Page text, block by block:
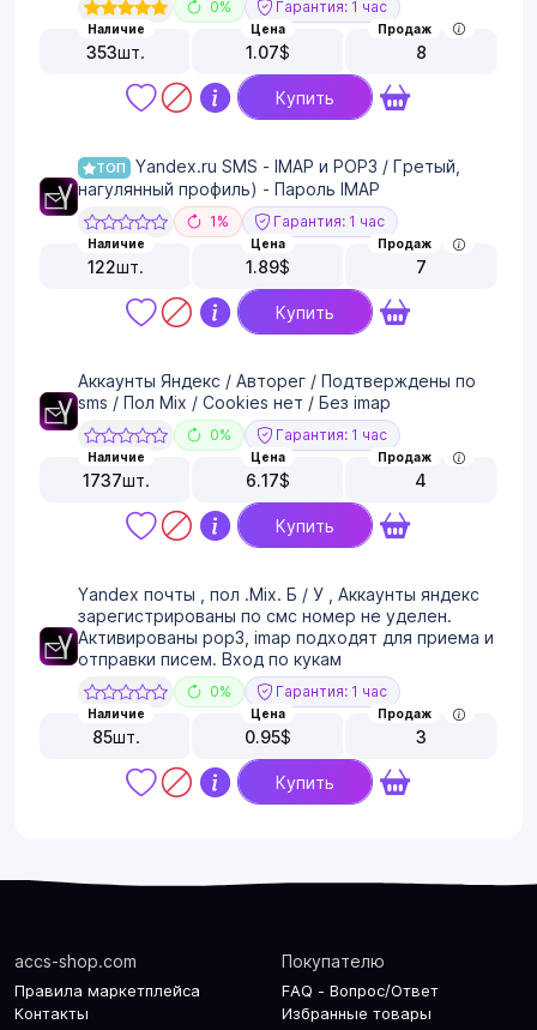
0% Гарантия: 1 час
Наличие
353шт.
Цена
1.07$
Продаж
8
Купить
ТОП
Yandex.ru SMS - IMAP и POP3 / Гретый,
нагулянный профиль) - Пароль IMAP
1% Гарантия: 1 час
Наличие
122шт.
Цена
1.89$
Продаж
7
Купить
Аккаунты Яндекс / Авторег / Подтверждены по
sms / Пол Mix / Cookies нет / Без imap
0% Гарантия: 1 час
Наличие
1737шт.
Цена
6.17$
Продаж
4
Купить
Yandex почты , пол .Mix. Б / У , Аккаунты яндекс
зарегистрированы по смс номер не уделен.
Активированы pop3, imap подходят для приема и
отправки писем. Вход по кукам
0% Гарантия: 1 час
Наличие
85шт.
Цена
0.95$
Продаж
3
Купить
accs-shop.com
Правила маркетплейса
Контакты
Покупателю
FAQ - Вопрос/Ответ
Избранные товары